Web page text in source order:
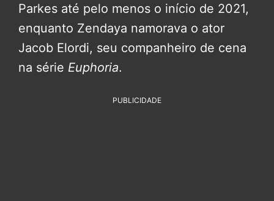
Parkes até pelo menos o início de 2021,
enquanto Zendaya namorava o ator
Jacob Elordi, seu companheiro de cena
na série Euphoria.
PUBLICIDADE